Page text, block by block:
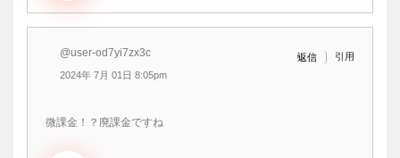
@user-od7yi7zx3c
2024年 7月 01日 8:05pm
返信 引用
微課金！？廃課金ですね